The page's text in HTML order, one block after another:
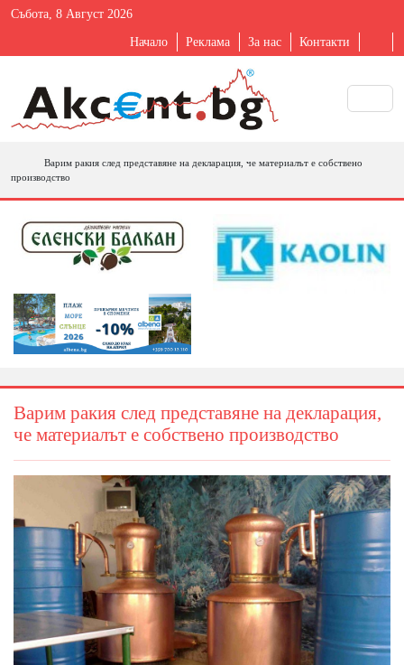
Събота, 8 Август 2026
Начало Реклама За нас Контакти
Варим ракия след представяне на декларация, че материалът е собствено
производство
Варим ракия след представяне на декларация,
че материалът е собствено производство